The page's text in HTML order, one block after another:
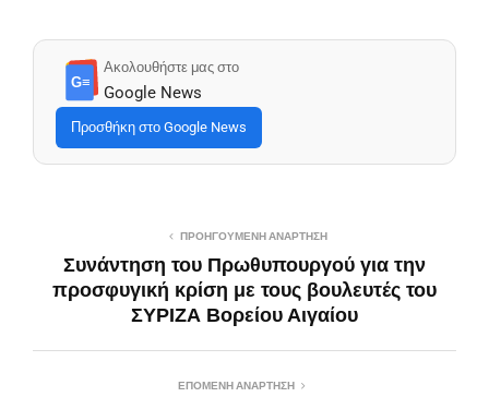
G≡
Ακολουθήστε μας στο
Google News
Προσθήκη στο Google News
ΠΡΟΗΓΟΎΜΕΝΗ ΑΝΆΡΤΗΣΗ
Συνάντηση του Πρωθυπουργού για την
προσφυγική κρίση με τους βουλευτές του
ΣΥΡΙΖΑ Βορείου Αιγαίου
ΕΠΌΜΕΝΗ ΑΝΆΡΤΗΣΗ